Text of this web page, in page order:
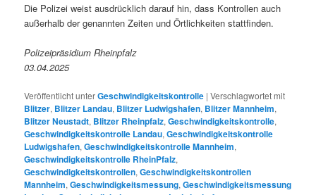
Die Polizei weist ausdrücklich darauf hin, dass Kontrollen auch
außerhalb der genannten Zeiten und Örtlichkeiten stattfinden.
Polizeipräsidium Rheinpfalz
03.04.2025
Veröffentlicht unterGeschwindigkeitskontrolle |Verschlagwortet mit
Blitzer, Blitzer Landau, Blitzer Ludwigshafen, Blitzer Mannheim,
Blitzer Neustadt, Blitzer Rheinpfalz,Geschwindigkeitskontrolle,
Geschwindigkeitskontrolle Landau,Geschwindigkeitskontrolle
Ludwigshafen,Geschwindigkeitskontrolle Mannheim,
Geschwindigkeitskontrolle RheinPfalz,
Geschwindigkeitskontrollen,Geschwindigkeitskontrollen
Mannheim,Geschwindigkeitsmessung,Geschwindigkeitsmessung